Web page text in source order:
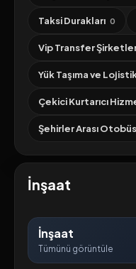
Taksi Durakları 0
Vip Transfer
Yük Taşıma ve
Çekici Kurtarıcı
Şehirler Arası
İnşaat
İnşaat
Tümünü görüntüle